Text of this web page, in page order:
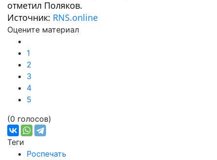
отметил Поляков.
Источник: RNS.online
Оцените материал
1
2
3
4
5
(0 голосов)
Теги
Роспечать